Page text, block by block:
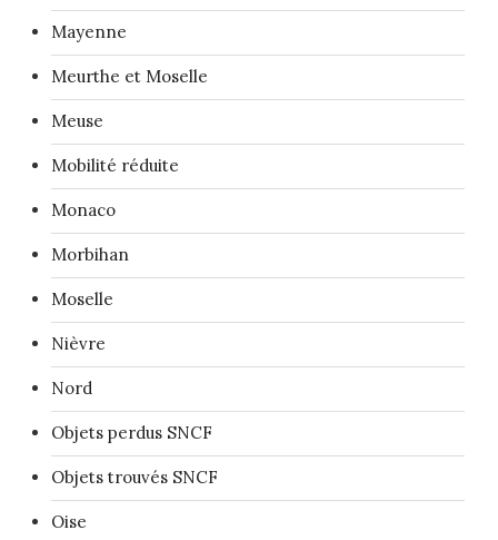
Mayenne
Meurthe et Moselle
Meuse
Mobilité réduite
Monaco
Morbihan
Moselle
Nièvre
Nord
Objets perdus SNCF
Objets trouvés SNCF
Oise